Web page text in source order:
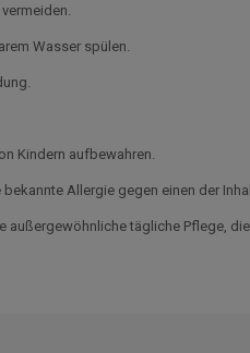
Wasser spülen.
Kindern aufbewahren.
bekannte Allergie gegen einen der
außergewöhnliche tägliche Pflege,